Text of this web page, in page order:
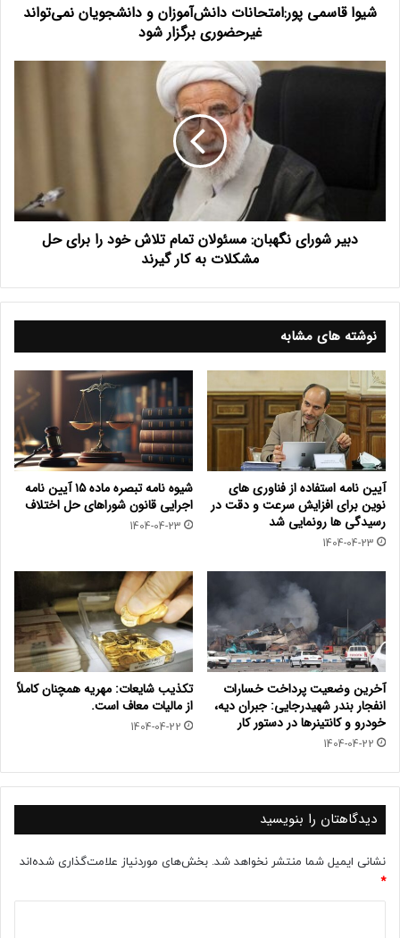
شود
شیوا قاسمی پور:امتحانات دانش‌آموزان و دانشجویان نمی‌تواند
غیرحضوری برگزار شود
دبیر
برای
کار
دبیر شورای نگهبان: مسئولان تمام تلاش خود را برای حل
مشکلات به کار گیرند
نوشته های مشابه
آیین نامه استفاده از فناوری های
نوین برای افزایش سرعت و دقت در
رسیدگی ها رونمایی شد
1404-04-23
شیوه نامه تبصره ماده ۱۵ آیین نامه
اجرایی قانون شوراهای حل اختلاف
1404-04-23
آخرین وضعیت پرداخت خسارات
انفجار بندر شهیدرجایی: جبران دیه،
خودرو و کانتینرها در دستور کار
1404-04-22
تکذیب شایعات: مهریه همچنان کاملاً
از مالیات معاف است.
1404-04-22
دیدگاهتان را بنویسید
نشانی ایمیل شما منتشر نخواهد شد. بخش‌های موردنیاز علامت‌گذاری شده‌اند
*